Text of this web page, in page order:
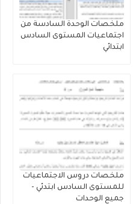
ملخصات الوحدة السادسة من
اجتماعيات المستوى السادس
ابتدائي
ملخصات دروس الاجتماعيات
للمستوى السادس ابتدئي -
جميع الوحدات